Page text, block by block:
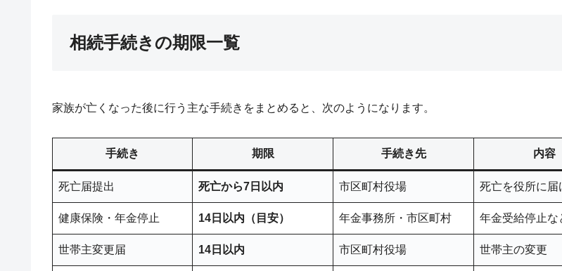
相続手続きの期限一覧
家族が亡くなった後に行う主な手続きをまとめると、次のようになります。
手続き 期限 手続き先 内容
死亡届提出 死亡から7日以内 市区町村役場 死亡を役所に届
健康保険・年金停止 14日以内（目安） 年金事務所・市区町村 年金受給停止な
世帯主変更届 14日以内 市区町村役場 世帯主の変更